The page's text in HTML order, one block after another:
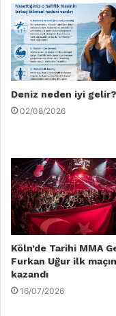
Deniz neden iyi gelir?
02/08/2026
Köln’de Tarihi MMA
Furkan Uğur ilk
kazandı
16/07/2026